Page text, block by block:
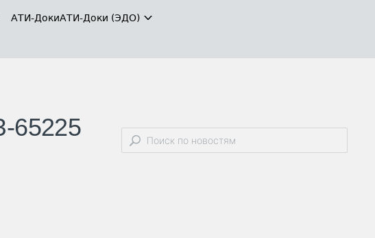
АТИ-ДокиАТИ-Доки (ЭДО)
65225